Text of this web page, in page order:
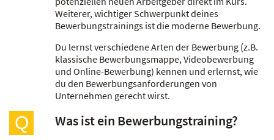
Weiterer, wichtiger Schwerpunkt deines
Bewerbungstrainings ist die moderne Bewerbung.
Du lernst verschiedene Arten der Bewerbung (z.B.
klassische Bewerbungsmappe, Videobewerbung
und Online-Bewerbung) kennen und erlernst, wie
du den Bewerbungsanforderungen von
Unternehmen gerecht wirst.
Q Was ist ein Bewerbungstraining?